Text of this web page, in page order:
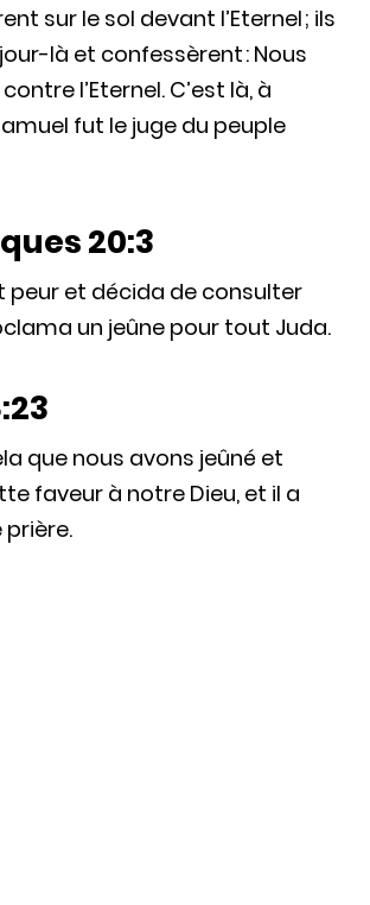
sur le sol devant l’Eternel ; ils
là et confessèrent : Nous
l’Eternel. C’est là, à
fut le juge du peuple
20:3
peur et décida de consulter
un jeûne pour tout Juda.
que nous avons jeûné et
faveur à notre Dieu, et il a